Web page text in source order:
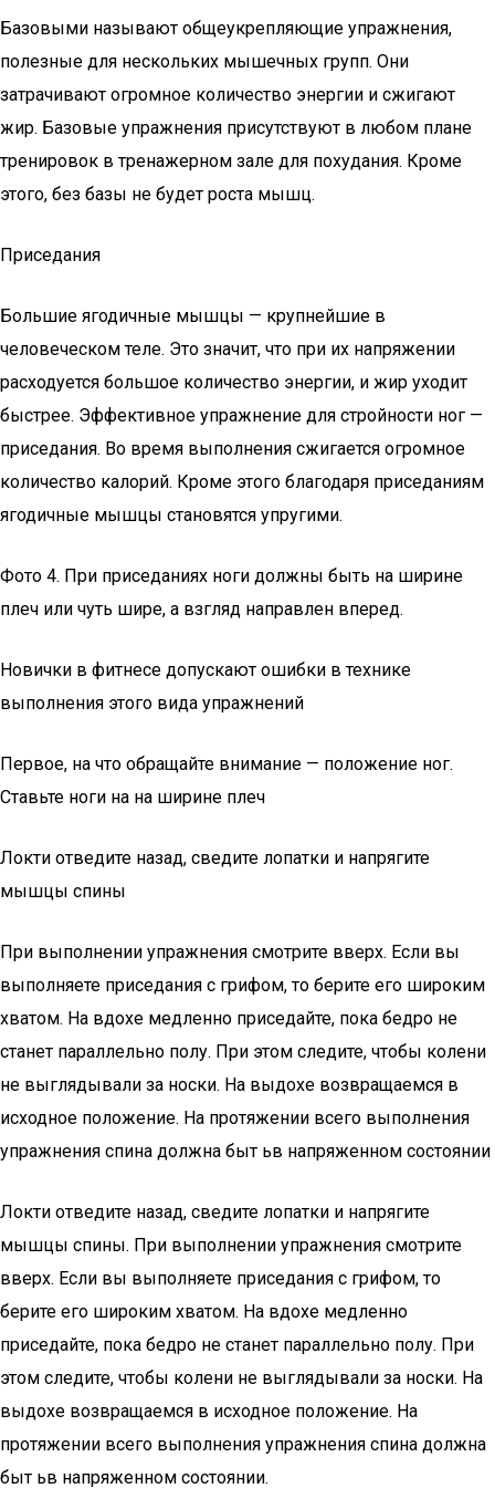
Базовыми называют общеукрепляющие упражнения,
полезные для нескольких мышечных групп. Они
затрачивают огромное количество энергии и сжигают
жир. Базовые упражнения присутствуют в любом плане
тренировок в тренажерном зале для похудания. Кроме
этого, без базы не будет роста мышц.
Приседания
Большие ягодичные мышцы — крупнейшие в
человеческом теле. Это значит, что при их напряжении
расходуется большое количество энергии, и жир уходит
быстрее. Эффективное упражнение для стройности ног —
приседания. Во время выполнения сжигается огромное
количество калорий. Кроме этого благодаря приседаниям
ягодичные мышцы становятся упругими.
Фото 4. При приседаниях ноги должны быть на ширине
плеч или чуть шире, а взгляд направлен вперед.
Новички в фитнесе допускают ошибки в технике
выполнения этого вида упражнений
Первое, на что обращайте внимание — положение ног.
Ставьте ноги на на ширине плеч
Локти отведите назад, сведите лопатки и напрягите
мышцы спины
При выполнении упражнения смотрите вверх. Если вы
выполняете приседания с грифом, то берите его широким
хватом. На вдохе медленно приседайте, пока бедро не
станет параллельно полу. При этом следите, чтобы колени
не выглядывали за носки. На выдохе возвращаемся в
исходное положение. На протяжении всего выполнения
упражнения спина должна быт ьв напряженном состоянии
Локти отведите назад, сведите лопатки и напрягите
мышцы спины. При выполнении упражнения смотрите
вверх. Если вы выполняете приседания с грифом, то
берите его широким хватом. На вдохе медленно
приседайте, пока бедро не станет параллельно полу. При
этом следите, чтобы колени не выглядывали за носки. На
выдохе возвращаемся в исходное положение. На
протяжении всего выполнения упражнения спина должна
быт ьв напряженном состоянии.